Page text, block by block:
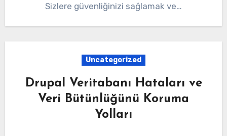
Sizlere güvenliğinizi sağlamak ve…
Uncategorized
Drupal Veritabanı Hataları ve
Veri Bütünlüğünü Koruma
Yolları